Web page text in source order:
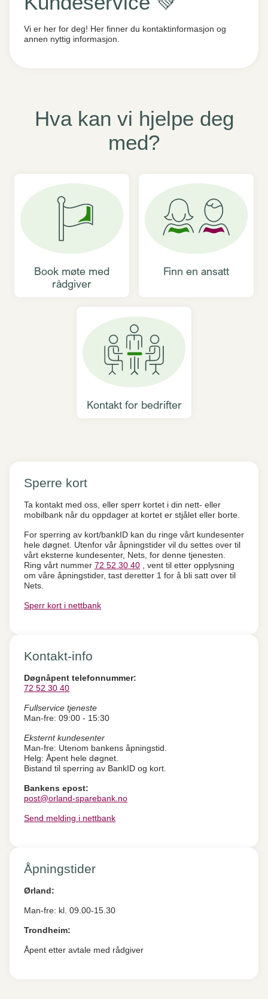
Vi er her for deg! Her finner du kontaktinformasjon og
annen nyttig informasjon.
Hva kan vi hjelpe deg
med?
Book møte med
rådgiver
Finn en ansatt
Kontakt for bedrifter
Sperre kort
Ta kontakt med oss, eller sperr kortet i din nett- eller
mobilbank når du oppdager at kortet er stjålet eller borte.
For sperring av kort/bankID kan du ringe vårt kundesenter
hele døgnet. Utenfor vår åpningstider vil du settes over til
vårt eksterne kundesenter, Nets, for denne tjenesten.
Ring vårt nummer 72 52 30 40 , vent til etter opplysning
om våre åpningstider, tast deretter 1 for å bli satt over til
Nets.
Sperr kort i nettbank
Kontakt-info
Døgnåpent telefonnummer:
72 52 30 40
Fullservice tjeneste
Man-fre: 09:00 - 15:30
Eksternt kundesenter
Man-fre: Utenom bankens åpningstid.
Helg: Åpent hele døgnet.
Bistand til sperring av BankID og kort.
Bankens epost:
post@orland-sparebank.no
Send melding i nettbank
Åpningstider
Ørland:
Man-fre: kl. 09.00-15.30
Trondheim:
Åpent etter avtale med rådgiver